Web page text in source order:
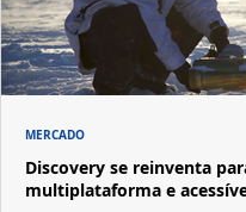
Discovery se reinventa
multiplataforma e
MERCADO